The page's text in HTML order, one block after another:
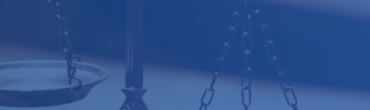
ŽDO Bjelovar
ŽDO Dubrovnik
ŽDO Karlovac